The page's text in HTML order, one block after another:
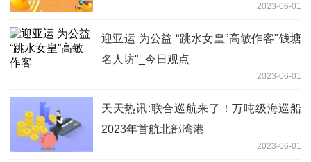
2023-06-01
迎亚运 为公益 “跳水女皇”高敏作客"钱塘
名人坊"_今日观点
2023-06-01
天天热讯:联合巡航来了！万吨级海巡船
2023年首航北部湾港
2023-06-01